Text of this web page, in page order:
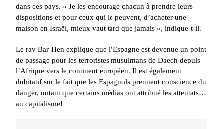
dans ces pays. « Je les encourage chacun à prendre leurs
dispositions et pour ceux qui le peuvent, d’acheter une
maison en Israël, mieux vaut tard que jamais », indique-t-il.
Le rav Bar-Hen explique que l’Espagne est devenue un point
de passage pour les terroristes musulmans de Daech depuis
l’Afrique vers le continent européen. Il est également
dubitatif sur le fait que les Espagnols prennent conscience du
danger, notant que certains médias ont attribué les attentats…
au capitalisme!